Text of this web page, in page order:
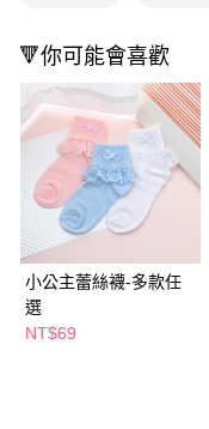
２．訂單成立數日內，您將
ATM／網路銀行／等多元方
※ 請注意：結帳手續完成當
購買商品的店家。未經商家
後付繳納相關費用。
※ 交易是否成功請以「
是否繳費成功／繳費後需
客戶支援中心」
https://
【注意事項】
１．透過由恩沛科技股份有
易，需依本服務之必要範圍
權轉讓予恩沛科技股份有限
２．關於個人資料處理事宜
每筆NT$65，滿NT$390(
萊爾富取貨付款
每筆NT$65，滿NT$490(
付款後萊爾富取貨
每筆NT$65，滿NT$490(
7-11取貨付款
每筆NT$65，滿
付款後7-11取貨
每筆NT$65，滿NT$490(
🔻你可能會喜歡
小公主蕾絲襪-多款任
選
NT$69